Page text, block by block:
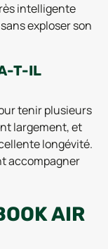
intelligente
exploser son
T-IL
tenir plusieurs
largement, et
longévité.
accompagner
AIR